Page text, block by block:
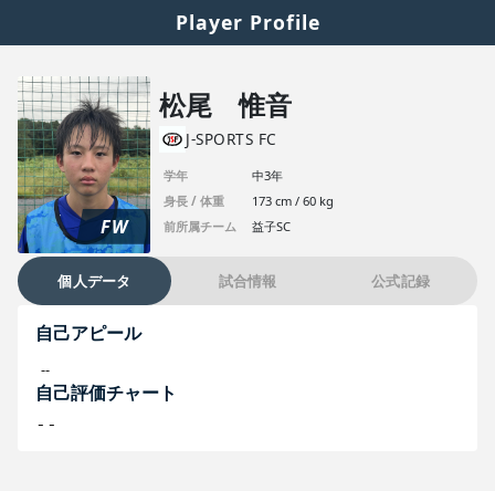
Player Profile
FW
松尾 惟音
J-SPORTS FC
学年
中3年
身長 / 体重
173 cm / 60 kg
前所属チーム
益子SC
個人データ 試合情報 公式記録
自己アピール
--
自己評価チャート
--